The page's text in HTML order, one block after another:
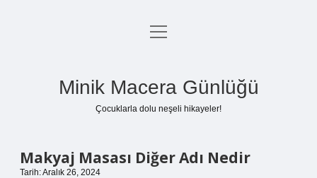
Anasayfa
menüyü
Minik Macera Günlüğü
Çocuklarla dolu neşeli hikayeler!
Makyaj Masası Diğer Adı Nedir
Tarih: Aralık 26, 2024